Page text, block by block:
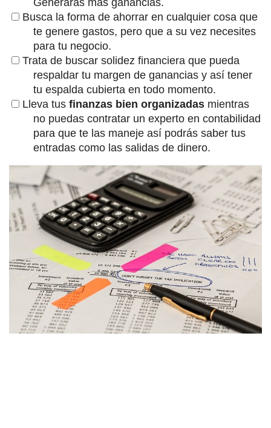
Generarás más ganancias.
Busca la forma de ahorrar en cualquier cosa que
te genere gastos, pero que a su vez necesites
para tu negocio.
Trata de buscar solidez financiera que pueda
respaldar tu margen de ganancias y así tener
tu espalda cubierta en todo momento.
Lleva tus finanzas bien organizadas mientras
no puedas contratar un experto en contabilidad
para que te las maneje así podrás saber tus
entradas como las salidas de dinero.